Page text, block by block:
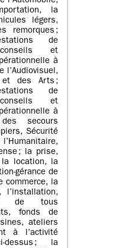
la
légers,
remorques ;
de
et
à
l’Audiovisuel,
et des Arts ;
de
et
à
secours
Sécurité
; la prise,
la location, la
gérance de
commerce, la
de tous
fonds de
ateliers
à l’activité
dessus ; la